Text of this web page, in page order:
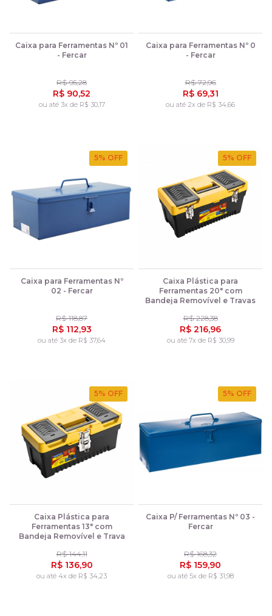
Caixa para Ferramentas Nº 01
- Fercar
R$ 95,28
R$ 90,52
ou até 3x de R$ 30,17
Caixa para Ferramentas Nº 0
- Fercar
R$ 72,96
R$ 69,31
ou até 2x de R$ 34,66
5% OFF
Caixa para Ferramentas Nº
02 - Fercar
R$ 118,87
R$ 112,93
ou até 3x de R$ 37,64
5% OFF
Caixa Plástica para
Ferramentas 20" com
Bandeja Removível e Travas
R$ 228,38
R$ 216,96
ou até 7x de R$ 30,99
5% OFF
Caixa Plástica para
Ferramentas 13" com
Bandeja Removível e Trava
R$ 144,11
R$ 136,90
ou até 4x de R$ 34,23
5% OFF
Caixa P/ Ferramentas Nº 03 -
Fercar
R$ 168,32
R$ 159,90
ou até 5x de R$ 31,98